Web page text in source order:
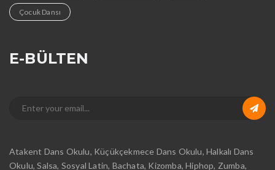
Çocuk Dansı
E-BÜLTEN
Atakent Dans Okulu, Küçükçekmece Dans Okulu, Halkalı Dans
Okulu, Salsa, Sosyal Latin, Bachata, Kizomba, Hiphop, Zumba,